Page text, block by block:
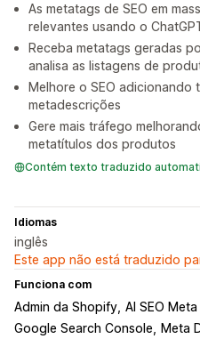
As metatags de SEO em
relevantes usando o
Receba metatags geradas
analisa as listagens de
Melhore o SEO adicionando
metadescrições
Gere mais tráfego
metatítulos dos produtos
Contém texto traduzido
Idiomas
inglês
Este app não está traduzido
Funciona com
Admin da Shopify AI SEO
Google Search Console
Meta